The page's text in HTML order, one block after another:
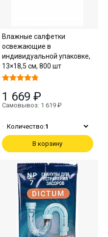
Влажные салфетки
освежающие в
индивидуальной упаковке,
13×18,5 см, 800 шт
1 669 ₽
Самовывоз: 1 619 ₽
Количество:1
В корзину